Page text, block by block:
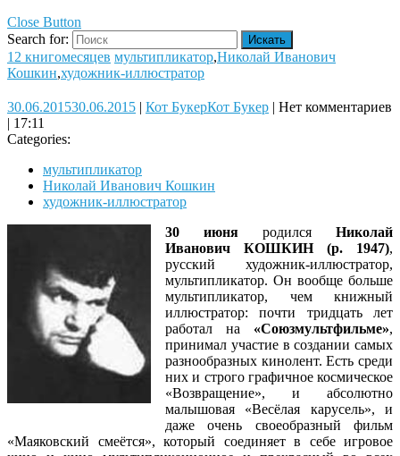
Close Button
Search for:
12 книгомесяцев мультипликатор,Николай Иванович
Кошкин,художник-иллюстратор
30.06.201530.06.2015 | Кот БукерКот Букер | Нет комментариев
| 17:11
Categories:
мультипликатор
Николай Иванович Кошкин
художник-иллюстратор
30 июня родился Николай
Иванович КОШКИН (р. 1947),
русский художник-иллюстратор,
мультипликатор. Он вообще больше
мультипликатор, чем книжный
иллюстратор: почти тридцать лет
работал на «Союзмультфильме»,
принимал участие в создании самых
разнообразных кинолент. Есть среди
них и строго графичное космическое
«Возвращение», и абсолютно
малышовая «Весёлая карусель», и
даже очень своеобразный фильм
«Маяковский смеётся», который соединяет в себе игровое